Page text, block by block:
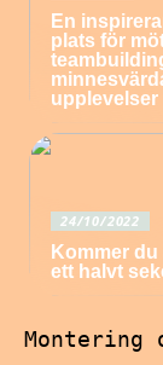
En
plats för
upplevelser
24/10/2022
Kommer du
ett halvt
Montering